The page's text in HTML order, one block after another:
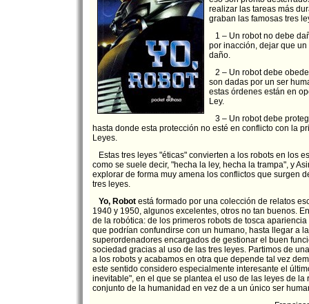
realizar las tareas más
graban las famosas tres
1 – Un robot no debe
por inacción, dejar que
daño.
2 – Un robot debe
son dadas por un ser
estas órdenes están en
Ley.
3 – Un robot debe
hasta donde esta protección no esté en conflicto con la
Leyes.
Estas tres leyes "éticas" convierten a los robots en los
como se suele decir, "hecha la ley, hecha la trampa", y
explorar de forma muy amena los conflictos que surgen
tres leyes.
Yo, Robot está formado por una colección de relatos
1940 y 1950, algunos excelentes, otros no tan buenos.
de la robótica: de los primeros robots de tosca
que podrían confundirse con un humano, hasta llegar a
superordenadores encargados de gestionar el buen
sociedad gracias al uso de las tres leyes. Partimos de
a los robots y acabamos en otra que depende tal vez
este sentido considero especialmente interesante el
inevitable", en el que se plantea el uso de las leyes de la
conjunto de la humanidad en vez de a un único ser